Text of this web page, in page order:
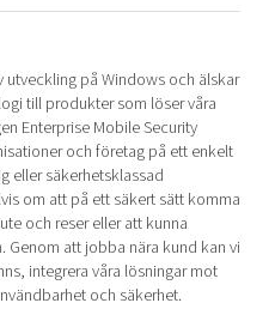
utveckling på Windows och älskar
till produkter som löser våra
Enterprise Mobile Security
och företag på ett enkelt
eller säkerhetsklassad
om att på ett säkert sätt komma
och reser eller att kunna
att jobba nära kund kan vi
integrera våra lösningar mot
och säkerhet.